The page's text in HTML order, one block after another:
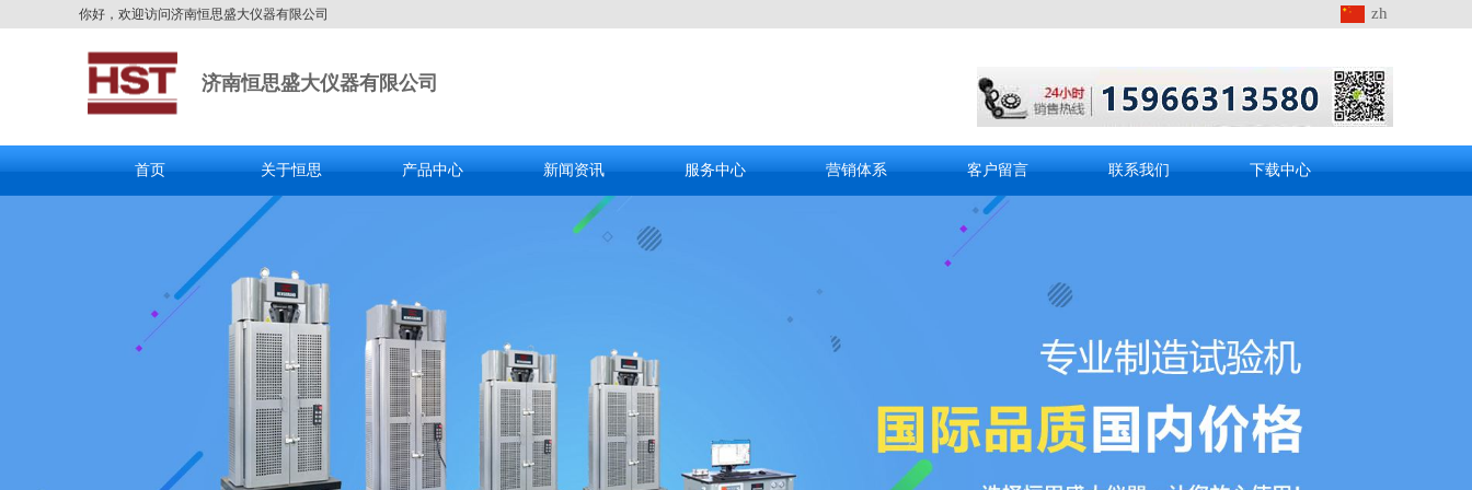
你好，欢迎访问济南恒思盛大仪器有限公司 zh
济南恒思盛大仪器有限公司
首页 关于恒思 产品中心 新闻资讯 服务中心 营销体系 客户留言 联系我们 下载中心